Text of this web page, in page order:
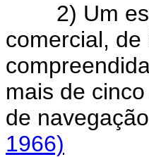
2) Um
comercial,
mais de
de
1966)